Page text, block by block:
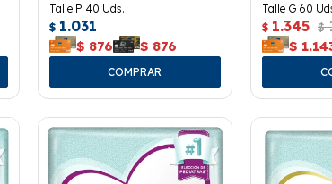
Talle P 40 Uds.
$ 1.031
$ 876 $ 876
Talle G 60
$ 1.345 $
$